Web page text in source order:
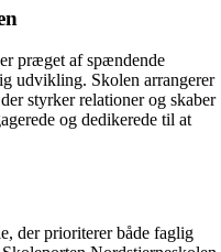
præget af spændende
udvikling. Skolen arrangerer
styrker relationer og skaber
og dedikerede til at
der prioriterer både faglig